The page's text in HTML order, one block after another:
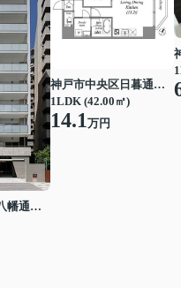
神戸市中央区八幡通３丁目
神戸市中央区日暮通１丁目
1LDK (42.00㎡)
14.1万円